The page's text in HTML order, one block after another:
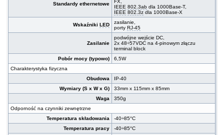
Standardy ethernetowe
FX,
IEEE 802.3ab dla 1000Base-T,
IEEE 802.3z dla 1000Base-X
WskaźnikiLED
zasilanie,
portyRJ-45
Zasilanie
podwójne wejście DC,
2x 48÷57VDC na 4-pinowym złączu
terminal block
Pobór mocy (typowo)
6,5W
Charakterystyka fizyczna
Obudowa
IP-40
Wymiary (S x W x G)
33mm x 115mm x 85mm
Waga
350g
Odporność na czynniki zewnętrzne
Temperatura składowania
-40÷85°C
Temperatura pracy
-40÷85°C